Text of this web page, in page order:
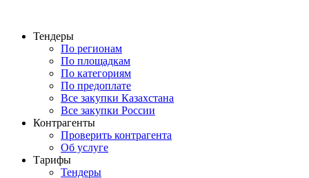
Тендеры
По регионам
По площадкам
По категориям
По предоплате
Все закупки Казахстана
Все закупки России
Контрагенты
Проверить контрагента
Об услуге
Тарифы
Тендеры